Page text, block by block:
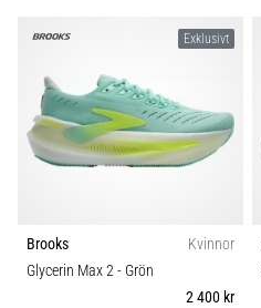
Exklusivt
Brooks
Kvinnor
Glycerin Max 2- Grön
2 400 kr